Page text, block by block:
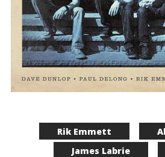
Rik Emmett
James Labrie